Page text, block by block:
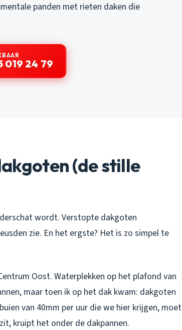
panden met rieten daken die
019 24 79
(de stille
wordt. Verstopte dakgoten
zie. En het ergste? Het is zo simpel te
Oost. Waterplekken op het plafond van
maar toen ik op het dak kwam: dakgoten
van 40mm per uur die we hier krijgen, moet
kruipt het onder de dakpannen.